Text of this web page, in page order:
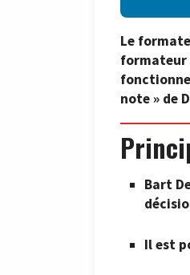
Le
formateur
note » de
Bart
Il est